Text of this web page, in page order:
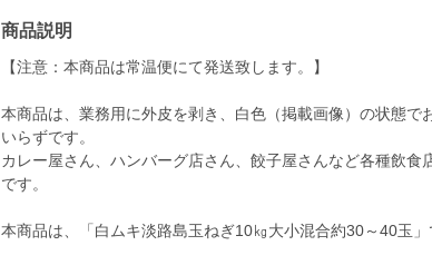
商品説明
【注意：本商品は常温便にて発送致します。】
本商品は、業務用に外皮を剥き、白色（掲載画像）の状態で
いらずです。
カレー屋さん、ハンバーグ店さん、餃子屋さんなど各種飲食
です。
本商品は、「白ムキ淡路島玉ねぎ10㎏大小混合約30～40玉」